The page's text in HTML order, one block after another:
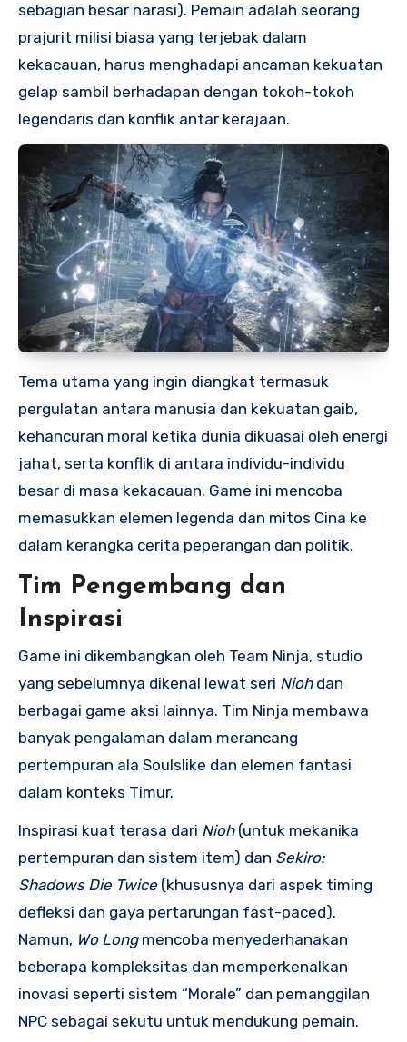
sebagian besar narasi). Pemain adalah seorang
prajurit milisi biasa yang terjebak dalam
kekacauan, harus menghadapi ancaman kekuatan
gelap sambil berhadapan dengan tokoh-tokoh
legendaris dan konflik antar kerajaan.
Tema utama yang ingin diangkat termasuk
pergulatan antara manusia dan kekuatan gaib,
kehancuran moral ketika dunia dikuasai oleh energi
jahat, serta konflik di antara individu-individu
besar di masa kekacauan. Game ini mencoba
memasukkan elemen legenda dan mitos Cina ke
dalam kerangka cerita peperangan dan politik.
Tim Pengembang dan
Inspirasi
Game ini dikembangkan oleh Team Ninja, studio
yang sebelumnya dikenal lewat seri Niohdan
berbagai game aksi lainnya. Tim Ninja membawa
banyak pengalaman dalam merancang
pertempuran ala Soulslike dan elemen fantasi
dalam konteks Timur.
Inspirasi kuat terasa dari Nioh(untuk mekanika
pertempuran dan sistem item) dan Sekiro:
Shadows Die Twice (khususnya dari aspek timing
defleksi dan gaya pertarungan fast-paced).
Namun, Wo Longmencoba menyederhanakan
beberapa kompleksitas dan memperkenalkan
inovasi seperti sistem “Morale” dan pemanggilan
NPC sebagai sekutu untuk mendukung pemain.